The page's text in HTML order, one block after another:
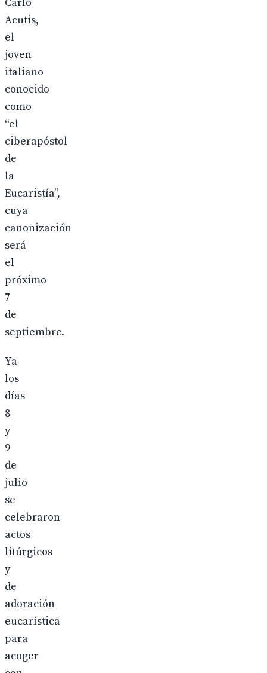
Acutis,
el
joven
italiano
conocido
como
“el
ciberapóstol
de
la
Eucaristía”,
cuya
canonización
será
el
próximo
7
de
septiembre.
Ya
los
días
8
y
9
de
julio
se
celebraron
actos
litúrgicos
y
de
adoración
eucarística
para
acoger